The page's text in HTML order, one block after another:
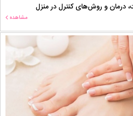
درمان و روش‌های کنترل در منزل
مشاهده